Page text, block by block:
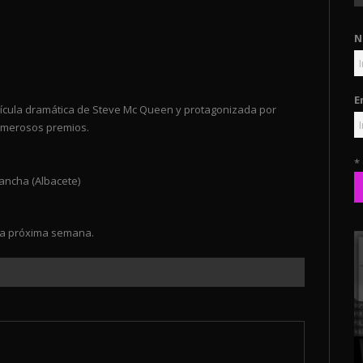
dramática de Steve Mc Queen y protagonizada por
premios.
(Albacete)
próxima semana.
*